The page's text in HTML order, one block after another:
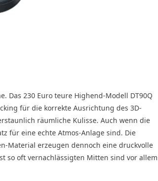
Das 230 Euro teure Highend-Modell DT90Q
für die korrekte Ausrichtung des 3D-
räumliche Kulisse. Auch wenn die
für eine echte Atmos-Anlage sind. Die
Material erzeugen dennoch eine druckvolle
so oft vernachlässigten Mitten sind vor allem